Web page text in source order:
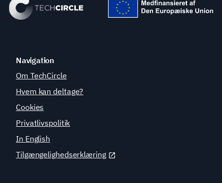
Navigation
Om TechCircle
Hvem kan deltage?
Cookies
Privatlivspolitik
In English
Tilgængelighedserklæring